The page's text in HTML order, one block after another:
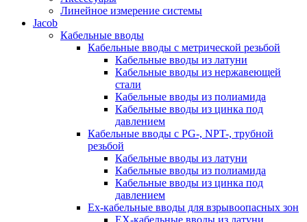
Линейное измерение системы
Jacob
Кабельные вводы
Кабельные вводы c метрической резьбой
Кабельные вводы из латуни
Кабельные вводы из нержавеющей
стали
Кабельные вводы из полиамида
Кабельные вводы из цинка под
давлением
Кабельные вводы c PG-, NPT-, трубной
резьбой
Кабельные вводы из латуни
Кабельные вводы из полиамида
Кабельные вводы из цинка под
давлением
Ex-кабельные вводы для взрывоопасных зон
EX-кабельные вводы из латуни